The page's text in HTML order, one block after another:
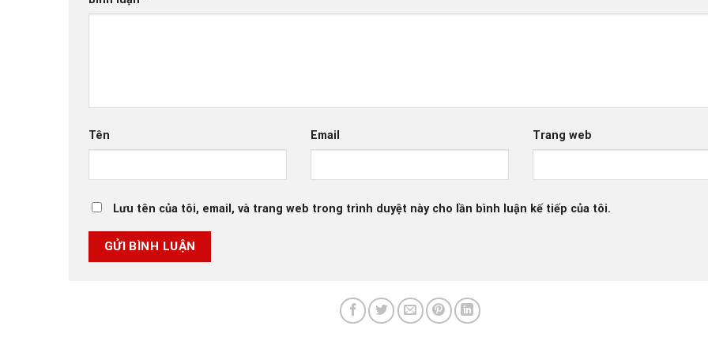
Tên Email Trang web
Lưu tên của tôi, email, và trang web trong trình duyệt này cho lần bình luận kế tiếp của tôi.